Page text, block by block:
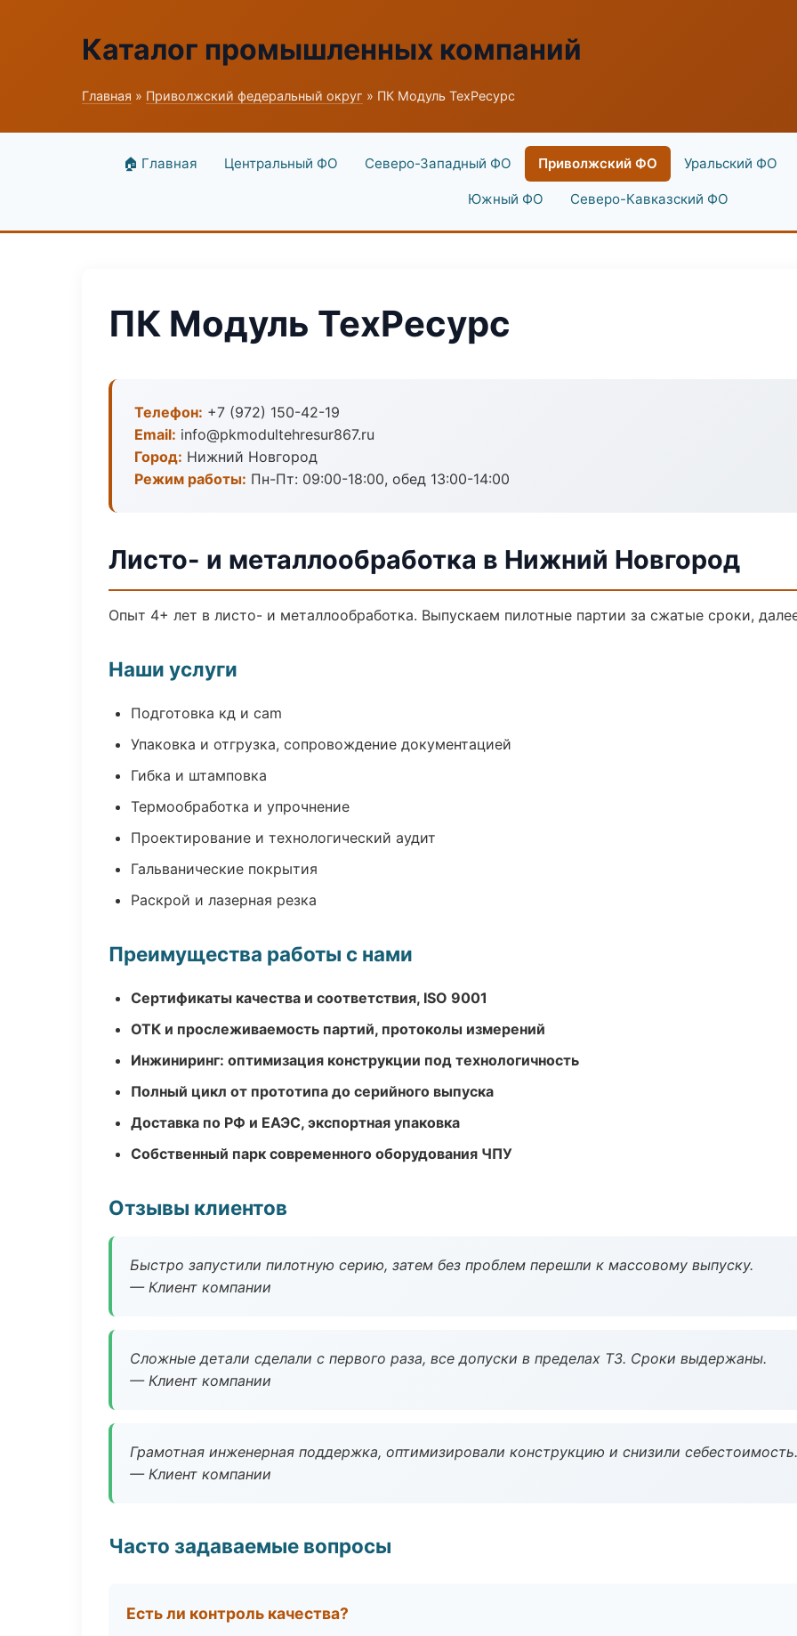
Каталог промышленных компаний
Главная » Приволжский федеральный округ » ПК Модуль ТехРесурс
🏠 Главная Центральный ФО Северо-Западный ФО Приволжский ФО Уральский ФО
Южный ФО Северо-Кавказский ФО
ПК Модуль ТехРесурс
Телефон: +7 (972) 150-42-19
Email: info@pkmodultehresur867.ru
Город: Нижний Новгород
Режим работы: Пн-Пт: 09:00-18:00, обед 13:00-14:00
Листо- и металлообработка в Нижний Новгород
Опыт 4+ лет в листо- и металлообработка. Выпускаем пилотные партии за сжатые сроки,
Наши услуги
Подготовка кд и cam
Упаковка и отгрузка, сопровождение документацией
Гибка и штамповка
Термообработка и упрочнение
Проектирование и технологический аудит
Гальванические покрытия
Раскрой и лазерная резка
Преимущества работы с нами
Сертификаты качества и соответствия, ISO 9001
ОТК и прослеживаемость партий, протоколы измерений
Инжиниринг: оптимизация конструкции под технологичность
Полный цикл от прототипа до серийного выпуска
Доставка по РФ и ЕАЭС, экспортная упаковка
Собственный парк современного оборудования ЧПУ
Отзывы клиентов
Быстро запустили пилотную серию, затем без проблем перешли к массовому выпуску.
— Клиент компании
Сложные детали сделали с первого раза, все допуски в пределах ТЗ. Сроки выдержаны.
— Клиент компании
Грамотная инженерная поддержка, оптимизировали конструкцию и снизили себестоимость.
— Клиент компании
Часто задаваемые вопросы
Есть ли контроль качества?